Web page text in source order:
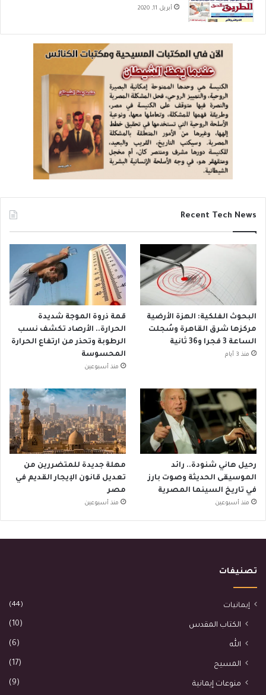
أبريل 11, 2020
Recent Tech News
البحوث الفلكية: الهزة الأرضية
مركزها شرق القاهرة وسُجلت
الساعة 3 فجرا و36 ثانية
منذ 3 أيام
قمة ذروة الموجة شديدة
الحرارة.. الأرصاد تكشف نسب
الرطوبة وتحذر من ارتفاع الحرارة
المحسوسة
منذ أسبوعين
رحيل هاني شنودة.. رائد
الموسيقى الحديثة وصوت بارز
في تاريخ السينما المصرية
منذ أسبوعين
مهلة جديدة للمتضررين من
تعديل قانون الإيجار القديم في
مصر
منذ أسبوعين
تصنيفات
إيمانيات (44)
الكتاب المقدس (10)
الله (6)
المسيح (17)
منوعات إيمانية (9)